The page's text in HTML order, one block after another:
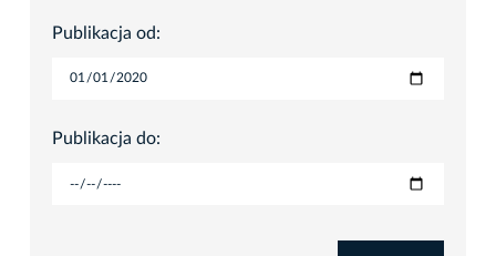
Publikacja od:
Publikacja do: